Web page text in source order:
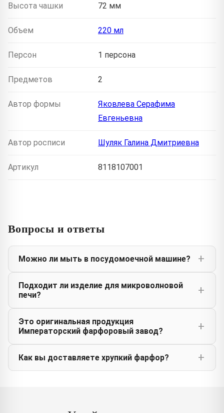
Высота чашки 72 мм
Объем 220 мл
Персон 1 персона
Предметов 2
Автор формы
Яковлева Серафима
Евгеньевна
Автор росписи Шуляк Галина Дмитриевна
Артикул 8118107001
Вопросы и ответы
Можно ли мыть в посудомоечной машине?
Подходит ли изделие для микроволновой
печи?
Это оригинальная продукция
Императорский фарфоровый завод?
Как вы доставляете хрупкий фарфор?